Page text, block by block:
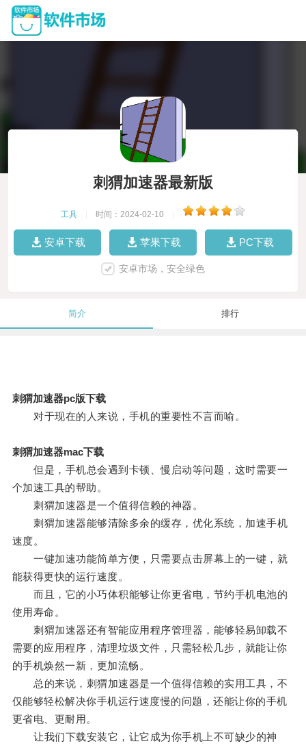
刺猬加速器最新版
工具 时间：2024-02-10
安卓下载 苹果下载 PC下载
安卓市场，安全绿色
简介 排行
刺猬加速器pc版下载
对于现在的人来说，手机的重要性不言而喻。
刺猬加速器mac下载
但是，手机总会遇到卡顿、慢启动等问题，这时需要一
个加速工具的帮助。
刺猬加速器是一个值得信赖的神器。
刺猬加速器能够清除多余的缓存，优化系统，加速手机
速度。
一键加速功能简单方便，只需要点击屏幕上的一键，就
能获得更快的运行速度。
而且，它的小巧体积能够让你更省电，节约手机电池的
使用寿命。
刺猬加速器还有智能应用程序管理器，能够轻易卸载不
需要的应用程序，清理垃圾文件，只需轻松几步，就能让你
的手机焕然一新，更加流畅。
总的来说，刺猬加速器是一个值得信赖的实用工具，不
仅能够轻松解决你手机运行速度慢的问题，还能让你的手机
更省电、更耐用。
让我们下载安装它，让它成为你手机上不可缺少的神